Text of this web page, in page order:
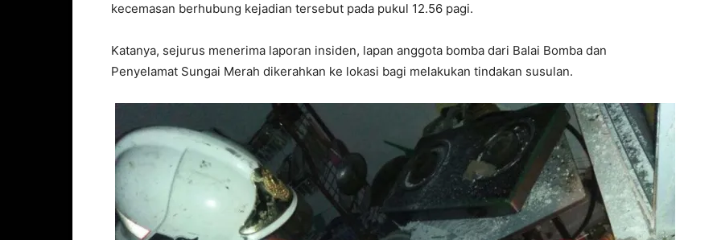
kecemasan berhubung kejadian tersebut pada pukul 12.56 pagi.
Katanya, sejurus menerima laporan insiden, lapan anggota bomba dari Balai Bomba dan
Penyelamat Sungai Merah dikerahkan ke lokasi bagi melakukan tindakan susulan.